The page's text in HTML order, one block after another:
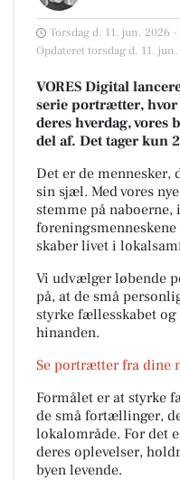
Torsdag d. 11. jun. 2026
Opdateret torsdag d. 11.
VORES Digital
serie portrætter,
deres hverdag, vores
del af. Det tager kun
Det er de mennesker,
sin sjæl. Med vores
stemme på
skaber livet i
Vi udvælger løbende
på, at de små
styrke fællesskabet
hinanden.
Se portrætter fra dine
Formålet er at styrke
de små fortællinger,
lokalområde. For det
deres oplevelser,
byen levende.